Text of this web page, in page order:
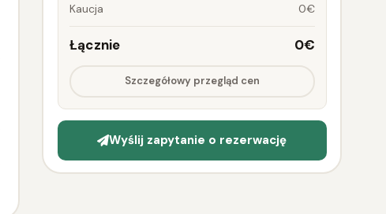
Kaucja
0€
Łącznie 0€
Szczegółowy przegląd cen
Wyślij zapytanie o rezerwację